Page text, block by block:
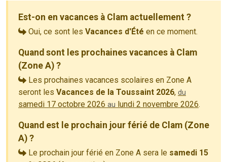
Est-on en vacances à Clam actuellement ?
Oui, ce sont les Vacances d'Été en ce moment.
Quand sont les prochaines vacances à Clam
(Zone A) ?
Les prochaines vacances scolaires en Zone A
seront les Vacances de la Toussaint 2026, du
samedi 17 octobre 2026 au lundi 2 novembre 2026.
Quand est le prochain jour férié de Clam (Zone
A) ?
Le prochain jour férié en Zone A sera le samedi 15